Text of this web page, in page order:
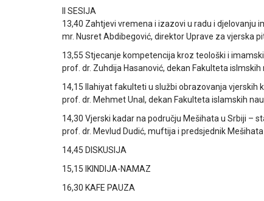
II SESIJA
13,40 Zahtjevi vremena i izazovi u radu i djelovanju
mr. Nusret Abdibegović, direktor Uprave za vjerska
13,55 Stjecanje kompetencija kroz teološki i
prof. dr. Zuhdija Hasanović, dekan Fakulteta islmskih
14,15 Ilahiyat fakulteti u službi obrazovanja vjerskih
prof. dr. Mehmet Unal, dekan Fakulteta islamskih
14,30 Vjerski kadar na području Mešihata u Srbiji –
prof. dr. Mevlud Dudić, muftija i predsjednik
14,45 DISKUSIJA
15,15 IKINDIJA-NAMAZ
16,30 KAFE PAUZA